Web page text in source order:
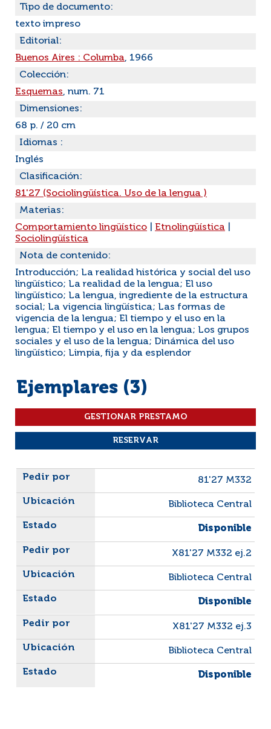
Tipo de documento:
texto impreso
Editorial:
Buenos Aires : Columba, 1966
Colección:
Esquemas, num. 71
Dimensiones:
68 p. / 20 cm
Idiomas :
Inglés
Clasificación:
81'27 (Sociolingüística. Uso de la lengua )
Materias:
Comportamiento lingüístico
Etnolingüística
Sociolingüística
Nota de contenido:
Introducción; La realidad histórica y social del uso
lingüístico; La realidad de la lengua; El uso
lingüístico; La lengua, ingrediente de la estructura
social; La vigencia lingüística; Las formas de
vigencia de la lengua; El tiempo y el uso en la
lengua; El tiempo y el uso en la lengua; Los grupos
sociales y el uso de la lengua; Dinámica del uso
lingüístico; Limpia, fija y da esplendor
Ejemplares (3)
Liste des exemplaires
81'27 M332
Biblioteca Central
Disponible
X81'27 M332 ej.2
Biblioteca Central
Disponible
X81'27 M332 ej.3
Biblioteca Central
Disponible